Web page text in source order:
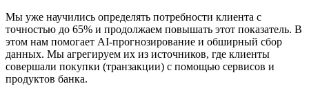
Мы уже научились определять потребности клиента с
точностью до 65% и продолжаем повышать этот показатель. В
этом нам помогает AI-прогнозирование и обширный сбор
данных. Мы агрегируем их из источников, где клиенты
совершали покупки (транзакции) с помощью сервисов и
продуктов банка.